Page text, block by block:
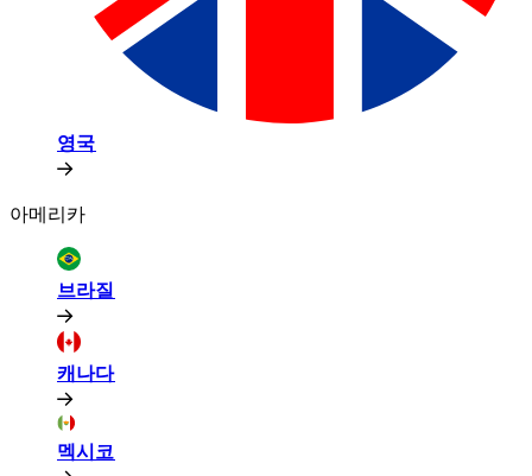
영국​​
아메리카​​
브라질​​
캐나다​​
멕시코​​